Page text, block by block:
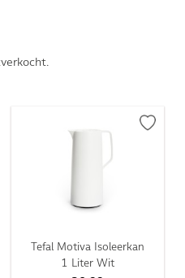
Tefal Motiva Isoleerkan
1 Liter Wit